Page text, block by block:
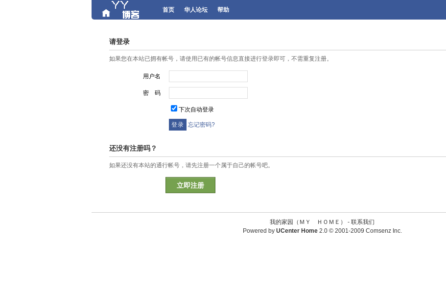
首页 华人论坛 帮助
请登录
如果您在本站已拥有帐号，请使用已有的帐号信息直接进行登录即可，不需重复注册。
用户名
密 码
下次自动登录
忘记密码?
还没有注册吗？
如果还没有本站的通行帐号，请先注册一个属于自己的帐号吧。
立即注册
我的家园（ＭＹ ＨＯＭＥ） - 联系我们
Powered by UCenter Home 2.0© 2001-2009 Comsenz Inc.